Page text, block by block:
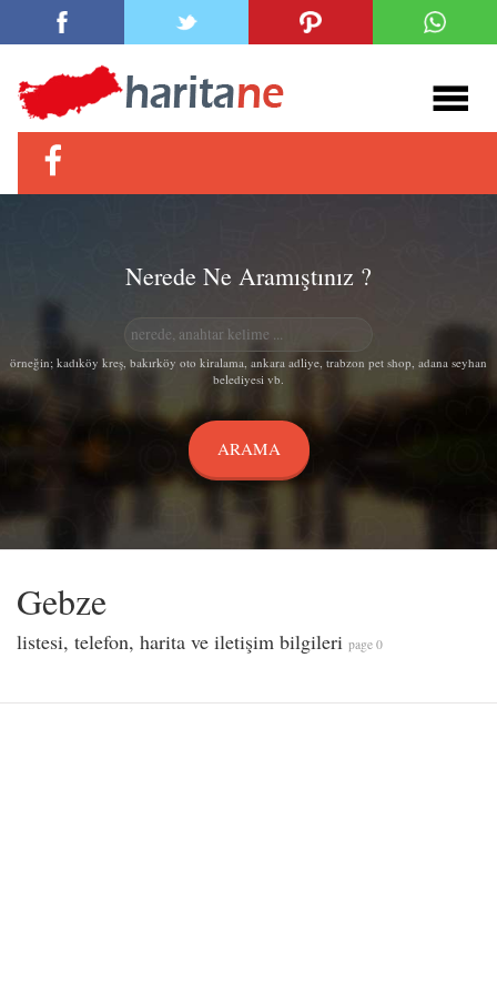
Nerede Ne Aramıştınız ?
örneğin; kadıköy kreş, bakırköy oto kiralama, ankara adliye, trabzon pet shop, adana seyhan
belediyesi vb.
Gebze
listesi, telefon, harita ve iletişim bilgileri page 0